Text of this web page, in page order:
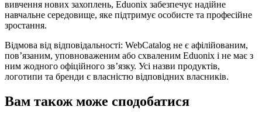
вивчення нових захоплень, Eduonix забезпечує надійне
навчальне середовище, яке підтримує особисте та професійне
зростання.
Відмова від відповідальності: WebCatalog не є афілійованим,
пов’язаним, уповноваженим або схваленим Eduonix і не має з
ним жодного офіційного зв’язку. Усі назви продуктів,
логотипи та бренди є власністю відповідних власників.
Вам також може сподобатися